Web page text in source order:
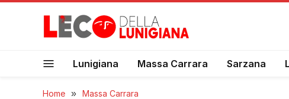
Lunigiana Massa Carrara Sarzana
Home » Massa Carrara